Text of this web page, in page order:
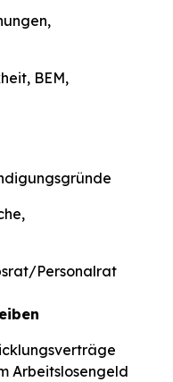
BEM,
Personalrat
Arbeitslosengeld